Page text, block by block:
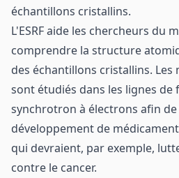
échantillons cristallins.
L'ESRF aide les chercheurs du
comprendre la structure
des échantillons cristallins.
sont étudiés dans les lignes de
synchrotron à électrons afin
développement de
qui devraient, par exemple,
contre le cancer.